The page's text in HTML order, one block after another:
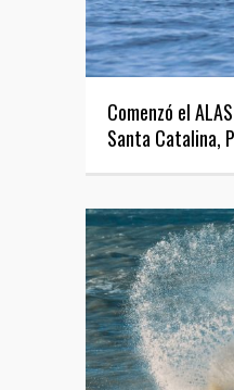
Comenzó el
Santa Catalina,